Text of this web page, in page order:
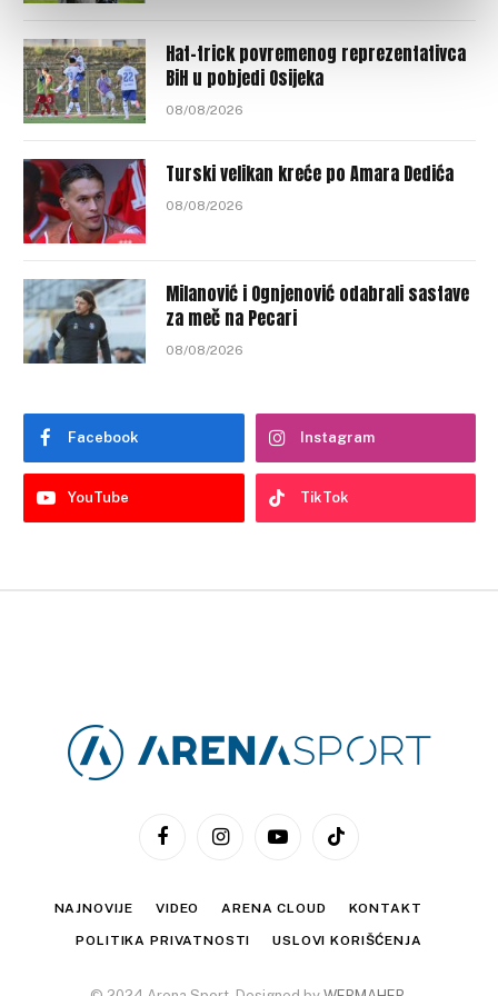
Hat-trick povremenog reprezentativca
BiH u pobjedi Osijeka
08/08/2026
Turski velikan kreće po Amara Dedića
08/08/2026
Milanović i Ognjenović odabrali sastave
za meč na Pecari
08/08/2026
Facebook Instagram
YouTube TikTok
FacebookInstagramYouTubeTikTok
NAJNOVIJE VIDEO ARENA CLOUD KONTAKT
POLITIKA PRIVATNOSTI USLOVI KORIŠĆENJA